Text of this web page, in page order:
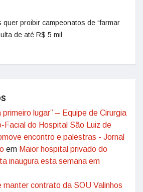
quer proibir campeonatos de “farmar
de até R$ 5 mil
primeiro lugar” – Equipe de Cirurgia
Facial do Hospital São Luiz de
encontro e palestras - Jornal
em Maior hospital privado do
inaugura esta semana em
manter contrato da SOU Valinhos